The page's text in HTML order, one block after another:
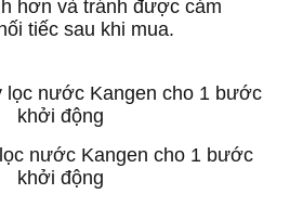
hơn và tránh được cảm
tiếc sau khi mua.
nước Kangen cho 1 bước
khởi động